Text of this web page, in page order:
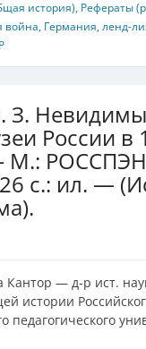
история), Рефераты
война, Германия,ленд-
З.
России в
М.:
с.: ил. —
— д‑р ист.
истории
педагогического